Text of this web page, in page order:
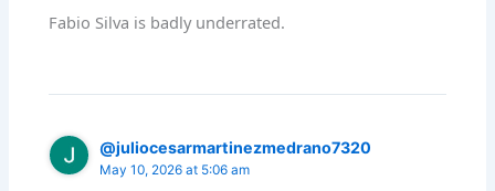
Fabio Silva is badly underrated.
@juliocesarmartinezmedrano7320
May 10, 2026 at 5:06 am